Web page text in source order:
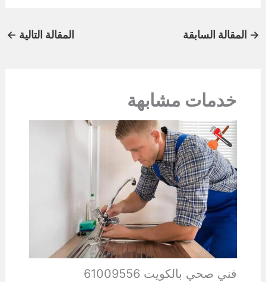
→ المقالة السابقة المقالة التالية ←
خدمات مشابهة
فني صحي بالكويت 61009556